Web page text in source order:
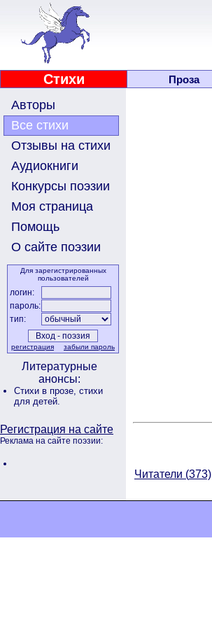
Стихи Проза
Авторы
Все стихи
Отзывы на стихи
Аудиокниги
Конкурсы поэзии
Моя страница
Помощь
О сайте поэзии
Для зарегистрированных
пользователей
логин:
пароль:
тип:
регистрация забыли пароль
Литературные
анонсы:
Стихи в прозе, стихи
для детей.
Регистрация на сайте
Реклама на сайте поэзии:
Читатели (373)